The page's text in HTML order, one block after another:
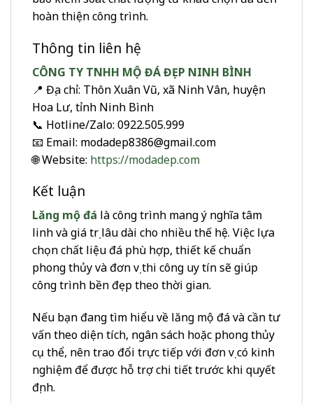
hoàn thiện công trình.
Thông tin liên hệ
CÔNG TY TNHH MỘ ĐÁ ĐẸP NINH BÌNH
📍 Địa chỉ: Thôn Xuân Vũ, xã Ninh Vân, huyện
Hoa Lư, tỉnh Ninh Bình
📞 Hotline/Zalo: 0922.505.999
📧 Email: modadep8386@gmail.com
🌐 Website: https://modadep.com
Kết luận
Lăng mộ đá là công trình mang ý nghĩa tâm
linh và giá trị lâu dài cho nhiều thế hệ. Việc lựa
chọn chất liệu đá phù hợp, thiết kế chuẩn
phong thủy và đơn vị thi công uy tín sẽ giúp
công trình bền đẹp theo thời gian.
Nếu bạn đang tìm hiểu về lăng mộ đá và cần tư
vấn theo diện tích, ngân sách hoặc phong thủy
cụ thể, nên trao đổi trực tiếp với đơn vị có kinh
nghiệm để được hỗ trợ chi tiết trước khi quyết
định.